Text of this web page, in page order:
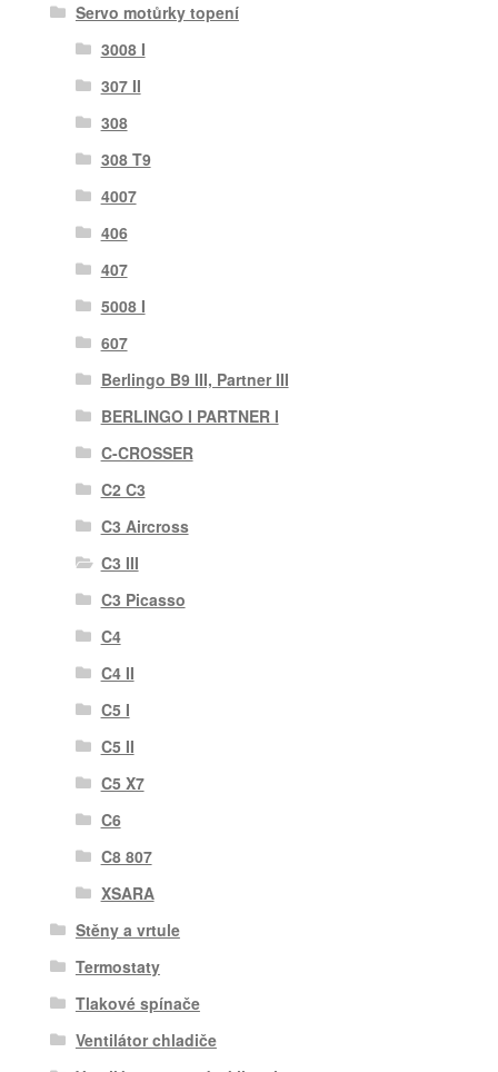
Servo motůrky topení
3008 I
307 II
308
308 T9
4007
406
407
5008 I
607
Berlingo B9 III, Partner III
BERLINGO I PARTNER I
C-CROSSER
C2 C3
C3 Aircross
C3 III
C3 Picasso
C4
C4 II
C5 I
C5 II
C5 X7
C6
C8 807
XSARA
Stěny a vrtule
Termostaty
Tlakové spínače
Ventilátor chladiče